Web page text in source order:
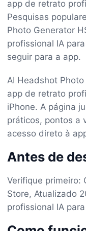
app de retrato
Pesquisas
Photo Generator
profissional IA
seguir para a app.
AI Headshot
app de retrato
iPhone. A página
práticos, pontos a
acesso direto à
Antes de
Verifique primeiro:
Store, Atualizado
profissional IA